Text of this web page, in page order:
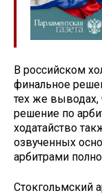
В российском
финальное
тех же выводах,
решение по
ходатайство
озвученных
арбитрами
Стокгольмский